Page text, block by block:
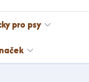
pro psy